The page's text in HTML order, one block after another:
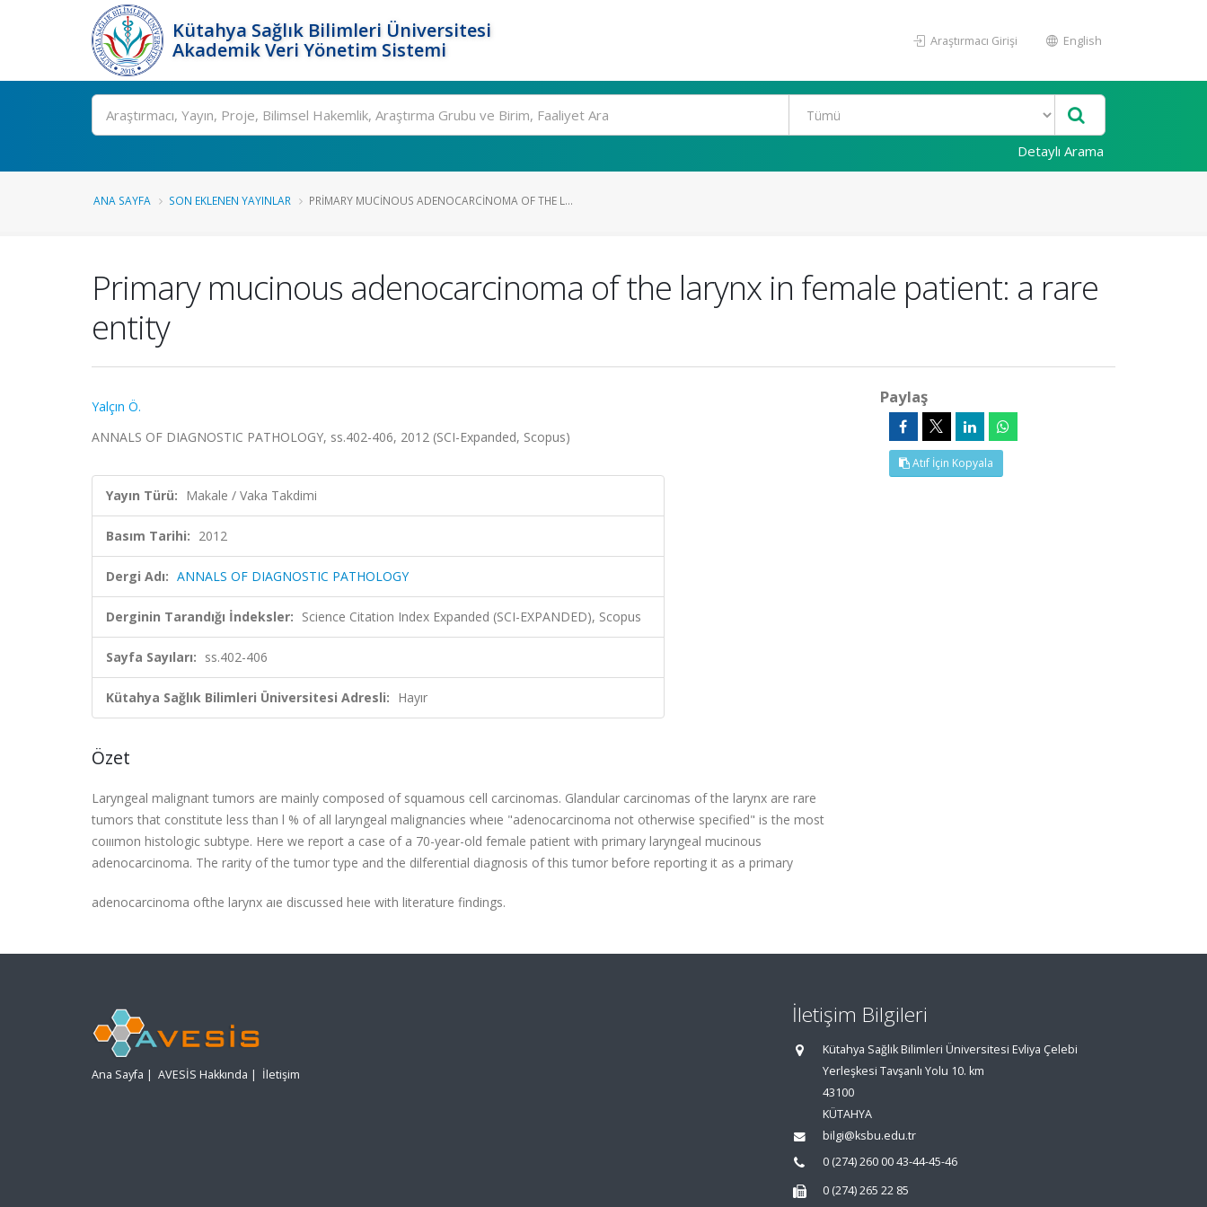
Kütahya Sağlık Bilimleri Üniversitesi
Akademik Veri Yönetim Sistemi
Araştırmacı Girişi English
Ara
Detaylı Arama
ANA SAYFA SON EKLENEN YAYINLAR PRIMARY MUCINOUS ADENOCARCINOMA OF THE L...
Primary mucinous adenocarcinoma of the larynx in female patient: a rare
entity
Yalçın Ö.
ANNALS OF DIAGNOSTIC PATHOLOGY, ss.402-406, 2012 (SCI-Expanded, Scopus)
Yayın Türü: Makale / Vaka Takdimi
Basım Tarihi: 2012
Dergi Adı: ANNALS OF DIAGNOSTIC PATHOLOGY
Derginin Tarandığı İndeksler: Science Citation Index Expanded (SCI-EXPANDED), Scopus
Sayfa Sayıları: ss.402-406
Kütahya Sağlık Bilimleri Üniversitesi Adresli: Hayır
Özet
Laryngeal malignant tumors are mainly composed of squamous cell carcinomas. Glandular carcinomas of the larynx are rare
tumors that constitute less than l % of all laryngeal malignancies wheıe "adenocarcinoma not otherwise specified" is the most
coııımon histologic subtype. Here we report a case of a 70-year-old female patient with primary laryngeal mucinous
adenocarcinoma. The rarity of the tumor type and the dilferential diagnosis of this tumor before reporting it as a primary
adenocarcinoma ofthe larynx aıe discussed heıe with literature findings.
Paylaş
Atıf İçin Kopyala
Ana Sayfa | AVESİS Hakkında | İletişim
İletişim Bilgileri
Kütahya Sağlık Bilimleri Üniversitesi Evliya Çelebi
Yerleşkesi Tavşanlı Yolu 10. km
43100
KÜTAHYA
bilgi@ksbu.edu.tr
0 (274) 260 00 43-44-45-46
0 (274) 265 22 85